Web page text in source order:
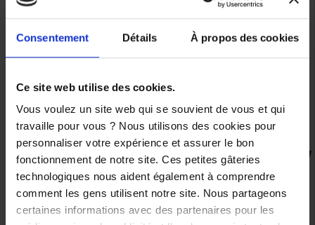
Consentement Détails À propos des cookies
Ce site web utilise des cookies.
Vous voulez un site web qui se souvient de vous et qui
travaille pour vous ? Nous utilisons des cookies pour
personnaliser votre expérience et assurer le bon
fonctionnement de notre site. Ces petites gâteries
technologiques nous aident également à comprendre
comment les gens utilisent notre site. Nous partageons
certaines informations avec des partenaires pour les
souvent couvertes par la
garantie Yamaha , contrairement
✅Économie sur le Long Terme
certaines plaquettes adaptables, leur
permettent de réaliser des économies sur l’entretien.
VOUS AIMEREZ AUSSI